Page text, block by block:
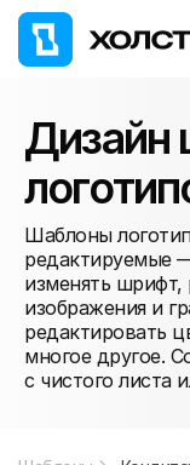
Дизайн
Шаблоны
редактируемые
изменять шрифт,
изображения и
редактировать
многое другое.
с чистого листа